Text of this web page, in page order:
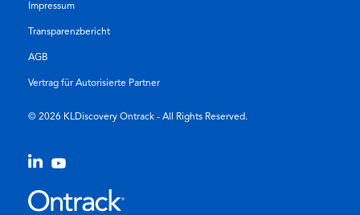
Impressum
Transparenzbericht
AGB
Vertrag für Autorisierte Partner
© 2026 KLDiscovery Ontrack - All Rights Reserved.